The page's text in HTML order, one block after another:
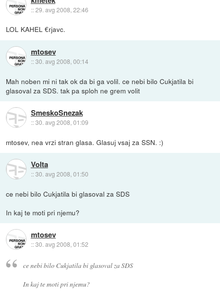
::29. avg 2008, 22:46
LOL KAHEL €rjavc.
mtosev
::30. avg 2008, 00:14
Mah noben mi ni tak ok da bi ga volil. ce nebi bilo Cukjatila bi
glasoval za SDS. tak pa sploh ne grem volit
SmeskoSnezak
::30. avg 2008, 01:09
mtosev, nea vrzi stran glasa. Glasuj vsaj za SSN. :)
Volta
::30. avg 2008, 01:50
ce nebi bilo Cukjatila bi glasoval za SDS
In kaj te moti pri njemu?
mtosev
::30. avg 2008, 01:52
ce nebi bilo Cukjatila bi glasoval za SDS
In kaj te moti pri njemu?